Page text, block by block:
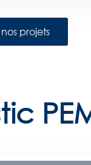
projets